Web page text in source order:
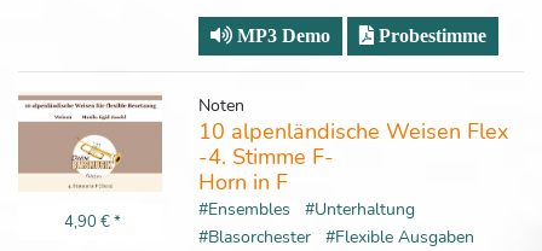
MP3 Demo Probestimme
4,90 €*
Noten
10 alpenländische Weisen Flex
-4. Stimme F-
Horn in F
#Ensembles
#Unterhaltung
#Blasorchester
#Flexible Ausgaben